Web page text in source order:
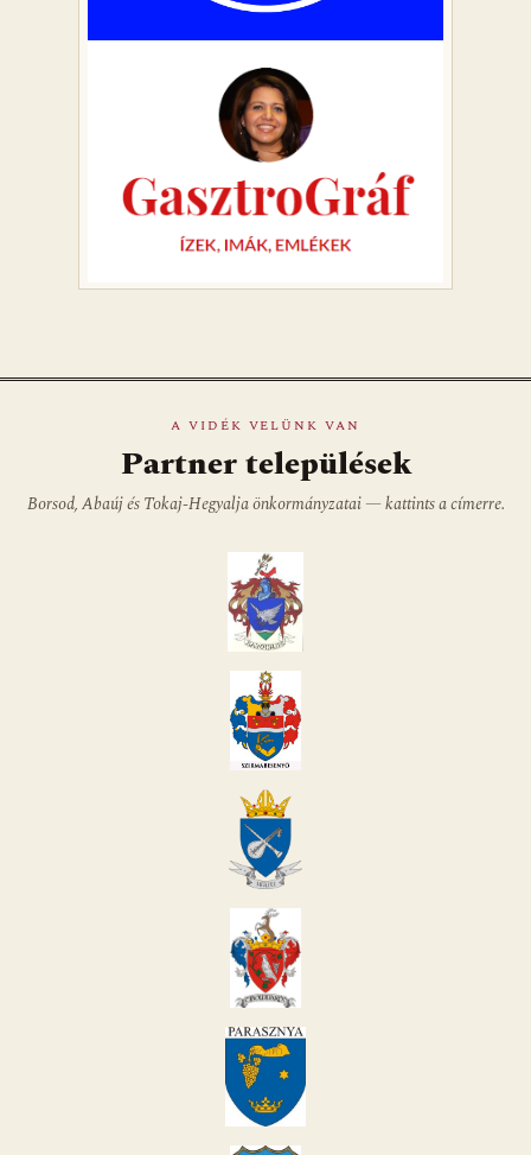
A VIDÉK VELÜNK VAN
Partner települések
Borsod, Abaúj és Tokaj-Hegyalja önkormányzatai — kattints a címerre.